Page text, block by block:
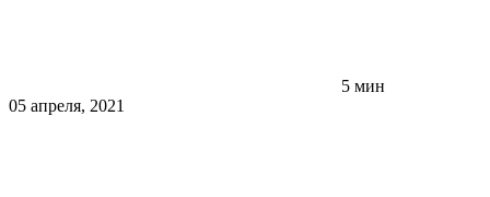
5 мин
05 апреля, 2021